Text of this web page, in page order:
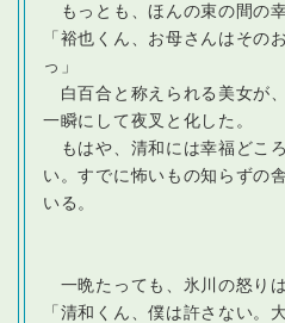
もっとも、ほんの束の間の幸
「裕也くん、お母さんはその
っ」
白百合と称えられる美女が
一瞬にして夜叉と化した。
もはや、清和には幸福どこ
い。すでに怖いもの知らずの
いる。
一晩たっても、氷川の怒り
「清和くん、僕は許さない。